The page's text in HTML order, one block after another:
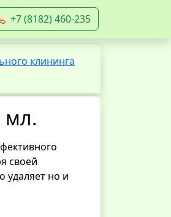
+7 (8182) 460-235
клининга
мл.
своей
удаляет но и